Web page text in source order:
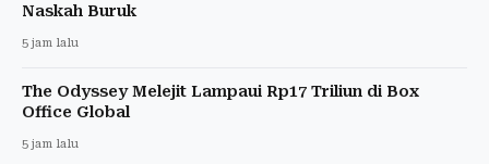
Naskah Buruk
5 jam lalu
The Odyssey Melejit Lampaui Rp17 Triliun di Box
Office Global
5 jam lalu